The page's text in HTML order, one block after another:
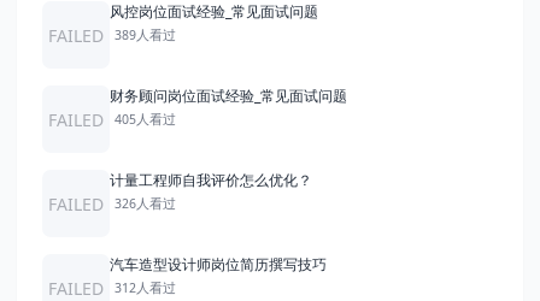
FAILED
风控岗位面试经验_常见面试问题
389人看过
FAILED
财务顾问岗位面试经验_常见面试问题
405人看过
FAILED
计量工程师自我评价怎么优化？
326人看过
FAILED
汽车造型设计师岗位简历撰写技巧
312人看过